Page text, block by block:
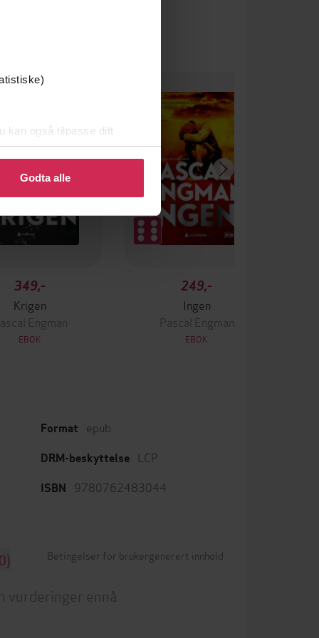
kan også tilpasse ditt
eller endre ditt samtykke.
Godta alle
349,-
Krigen
Engman
EBOK
249,-
Ingen
Pascal Engman
EBOK
Format epub
DRM-beskyttelse LCP
ISBN 9780762483044
Betingelser for brukergenerert innhold
vurderinger ennå